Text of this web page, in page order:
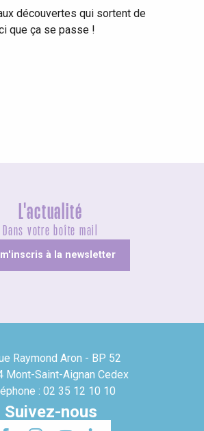
découvertes qui sortent de
que ça se passe !
L'actualité
Dans votre boîte mail
à la newsletter
Raymond Aron - BP 52
Mont-Saint-Aignan Cedex
: 02 35 12 10 10
Suivez-nous